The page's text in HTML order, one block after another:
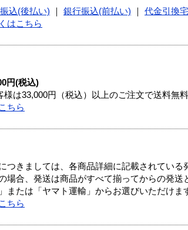
込(後払い) 銀行振込(前払い) 代金引換
はこちら
円(税込)
は33,000円（税込）以上のご注文で送料無料
ちら
つきましては、各商品詳細に記載されている
場合、発送は商品がすべて揃ってからの発送
または「ヤマト運輸」からお選びいただけま
ちら